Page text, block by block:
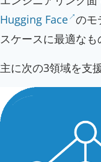
Hugging Face のモ
スケースに最適なも
主に次の3領域を支